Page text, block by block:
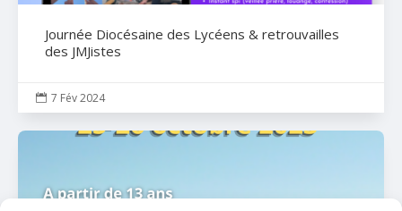
Journée Diocésaine des Lycéens & retrouvailles
des JMJistes
 7 Fév 2024